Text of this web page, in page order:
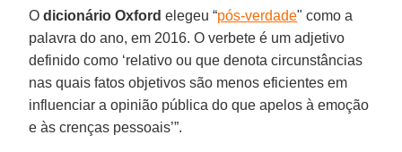
Odicionário Oxford elegeu “pós-verdade" como a
palavra do ano, em 2016. O verbete é um adjetivo
definido como ‘relativo ou que denota circunstâncias
nas quais fatos objetivos são menos eficientes em
influenciar a opinião pública do que apelos à emoção
e às crenças pessoais’”.